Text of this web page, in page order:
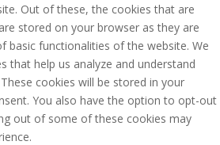
Out of these, the cookies that are
stored on your browser as they are
basic functionalities of the website. We
that help us analyze and understand
cookies will be stored in your
You also have the option to opt-out
out of some of these cookies may